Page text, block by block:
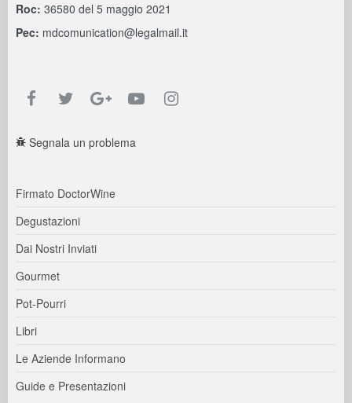
Roc: 36580 del 5 maggio 2021
Pec: mdcomunication@legalmail.it
Segnala un problema
Firmato DoctorWine
Degustazioni
Dai Nostri Inviati
Gourmet
Pot-Pourri
Libri
Le Aziende Informano
Guide e Presentazioni